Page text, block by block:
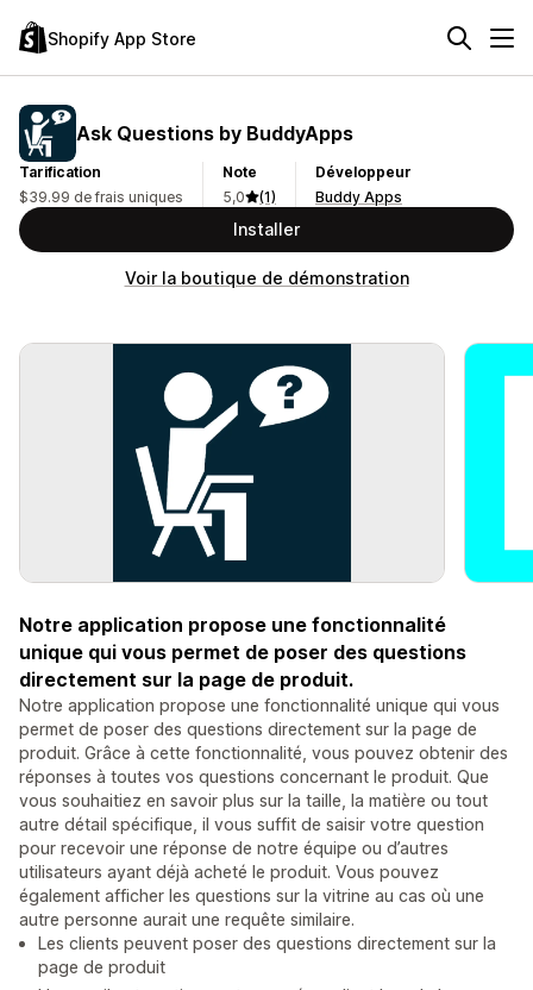
Shopify App Store
Ask Questions by BuddyApps
Tarification
$39.99 de frais uniques
Note
5,0
(1)
Développeur
Buddy Apps
Installer
Voir la boutique de démonstration
Notre application propose une fonctionnalité
unique qui vous permet de poser des questions
directement sur la page de produit.
Notre application propose une fonctionnalité unique qui vous
permet de poser des questions directement sur la page de
produit. Grâce à cette fonctionnalité, vous pouvez obtenir des
réponses à toutes vos questions concernant le produit. Que
vous souhaitiez en savoir plus sur la taille, la matière ou tout
autre détail spécifique, il vous suffit de saisir votre question
pour recevoir une réponse de notre équipe ou d’autres
utilisateurs ayant déjà acheté le produit. Vous pouvez
également afficher les questions sur la vitrine au cas où une
autre personne aurait une requête similaire.
Les clients peuvent poser des questions directement sur la
page de produit